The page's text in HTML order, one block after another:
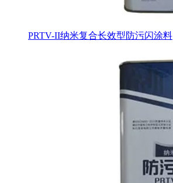
PRTV-II纳米复合长效型防污闪涂料